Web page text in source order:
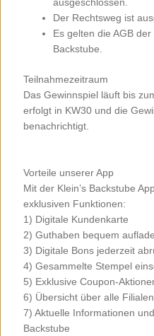
Der Rechtsweg ist
Es gelten die AGB
Backstube.
Teilnahmezeitraum
Das Gewinnspiel läuft bis
erfolgt in KW30 und die
benachrichtigt.
Vorteile unserer App
Mit der Klein’s Backstube
exklusiven Funktionen:
1) Digitale Kundenkarte
2) Guthaben bequem
3) Digitale Bons jederzeit
4) Gesammelte Stempel
5) Exklusive Coupon-
6) Übersicht über alle
7) Aktuelle Informationen
Backstube